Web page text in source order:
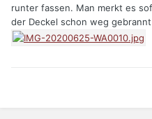
runter fassen. Man merkt es
der Deckel schon weg gebra